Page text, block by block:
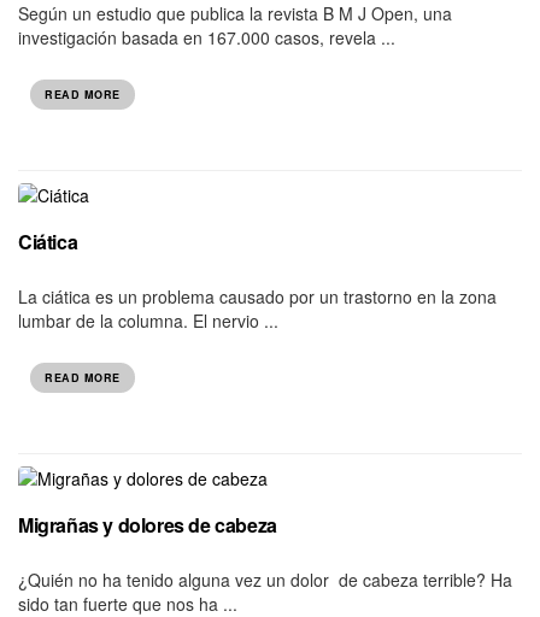
Según un estudio que publica la revista B M J Open, una
investigación basada en 167.000 casos, revela ...
READ MORE
Ciática
La ciática es un problema causado por un trastorno en la zona
lumbar de la columna. El nervio ...
READ MORE
Migrañas y dolores de cabeza
¿Quién no ha tenido alguna vez un dolor de cabeza terrible? Ha
sido tan fuerte que nos ha ...